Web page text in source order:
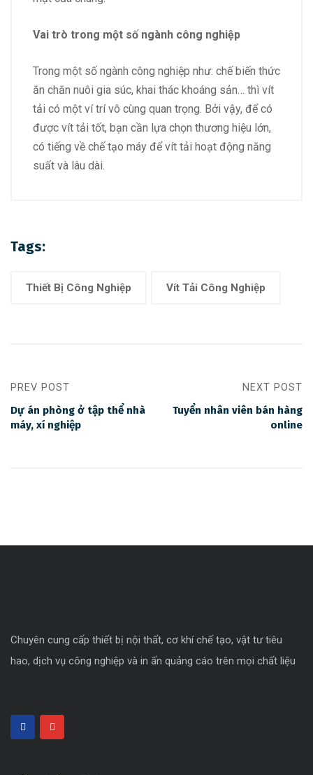
Vai trò trong một số ngành công nghiệp
Trong một số ngành công nghiệp như: chế biến thức
ăn chăn nuôi gia súc, khai thác khoáng sản… thì vít
tải có một ví trí vô cùng quan trọng. Bởi vậy, để có
được vít tải tốt, bạn cần lựa chọn thương hiệu lớn,
có tiếng về chế tạo máy để vít tải hoạt động năng
suất và lâu dài.
Tags:
Thiết Bị Công Nghiệp Vít Tải Công Nghiệp
PREV POST
Dự án phòng ở tập thể nhà
máy, xí nghiệp
NEXT POST
Tuyển nhân viên bán hàng
online
Chuyên cung cấp thiết bị nội thất, cơ khí chế tạo, vật tư tiêu
hao, dịch vụ công nghiệp và in ấn quảng cáo trên mọi chất liệu